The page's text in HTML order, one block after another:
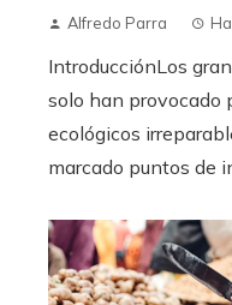
Alfredo Parra
IntroducciónLos
solo han provocado
ecológicos
marcado puntos de